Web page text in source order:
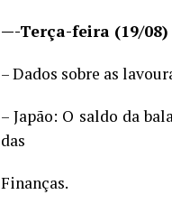
—-Terça-feira (19/08)
– Dados sobre as
– Japão: O saldo da
das
Finanças.